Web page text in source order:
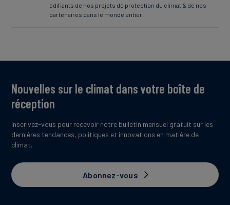
édifiants de nos projets de protection du climat & de nos
partenaires dans le monde entier.
Nouvelles sur le climat dans votre boîte de
réception
Inscrivez-vous pour recevoir notre bulletin mensuel gratuit sur les
dernières tendances, politiques et innovations en matière de
climat.
Abonnez-vous